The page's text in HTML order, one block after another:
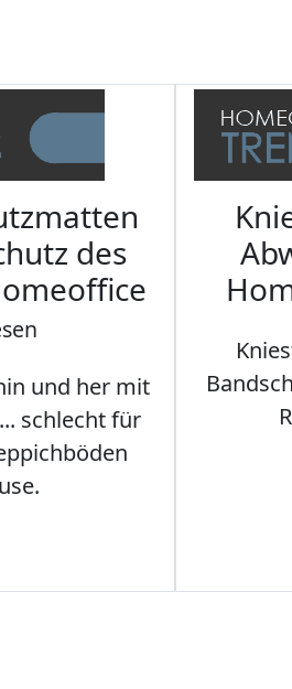
des
und her mit
schlecht für